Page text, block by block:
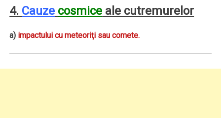
4. Cauze cosmice ale cutremurelor
a) impactului cu meteoriţi sau comete.